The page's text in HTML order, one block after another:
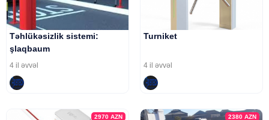
Təhlükəsizlik sistemi:
şlaqbaum
4 il əvvəl
Turniket
4 il əvvəl
2970AZN 2380 AZN